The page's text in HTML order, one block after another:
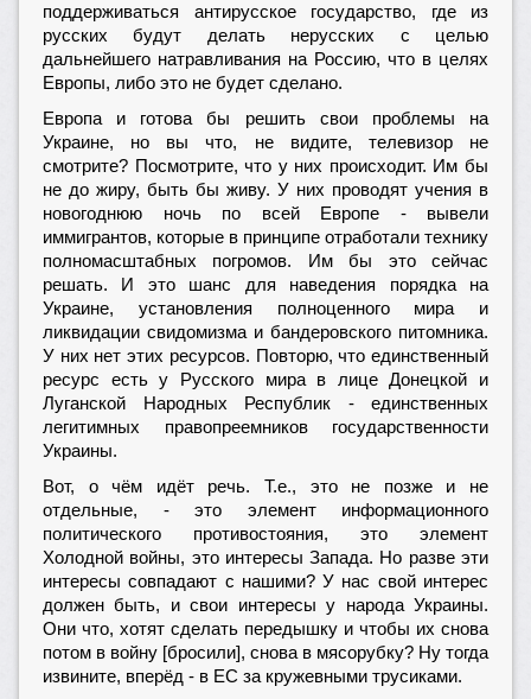
поддерживаться антирусское государство, где из
русских будут делать нерусских с целью
дальнейшего натравливания на Россию, что в целях
Европы, либо это не будет сделано.
Европа и готова бы решить свои проблемы на
Украине, но вы что, не видите, телевизор не
смотрите? Посмотрите, что у них происходит. Им бы
не до жиру, быть бы живу. У них проводят учения в
новогоднюю ночь по всей Европе - вывели
иммигрантов, которые в принципе отработали технику
полномасштабных погромов. Им бы это сейчас
решать. И это шанс для наведения порядка на
Украине, установления полноценного мира и
ликвидации свидомизма и бандеровского питомника.
У них нет этих ресурсов. Повторю, что единственный
ресурс есть у Русского мира в лице Донецкой и
Луганской Народных Республик - единственных
легитимных правопреемников государственности
Украины.
Вот, о чём идёт речь. Т.е., это не позже и не
отдельные, - это элемент информационного
политического противостояния, это элемент
Холодной войны, это интересы Запада. Но разве эти
интересы совпадают с нашими? У нас свой интерес
должен быть, и свои интересы у народа Украины.
Они что, хотят сделать передышку и чтобы их снова
потом в войну [бросили], снова в мясорубку? Ну тогда
извините, вперёд - в ЕС за кружевными трусиками.